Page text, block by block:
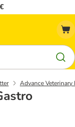
Advance Veterinary